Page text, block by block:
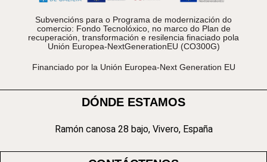
Subvencións para o Programa de modernización do
comercio: Fondo Tecnolóxico, no marco do Plan de
recuperación, transformación e resilencia finaciado pola
Unión Europea-NextGenerationEU (CO300G)
Financiado por la Unión Europea-Next Generation EU
DÓNDE ESTAMOS
Ramón canosa 28 bajo, Vivero, España